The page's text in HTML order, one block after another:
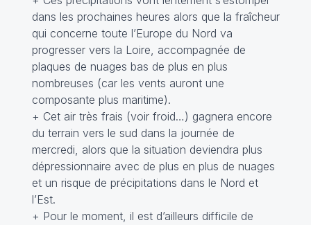
dans les prochaines heures alors que la fraîcheur
qui concerne toute l’Europe du Nord va
progresser vers la Loire, accompagnée de
plaques de nuages bas de plus en plus
nombreuses (car les vents auront une
composante plus maritime).
+ Cet air très frais (voir froid…) gagnera encore
du terrain vers le sud dans la journée de
mercredi, alors que la situation deviendra plus
dépressionnaire avec de plus en plus de nuages
et un risque de précipitations dans le Nord et
l’Est.
+ Pour le moment, il est d’ailleurs difficile de